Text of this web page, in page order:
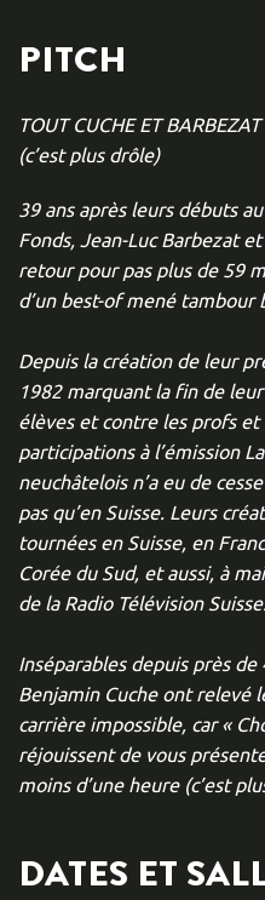
PITCH
TOUT CUCHE ET
(c’est plus drôle)
39 ans après leurs débuts
Fonds, Jean-Luc Barbezat
retour pour pas plus de 59
d’un best-of mené tambour
Depuis la création de leur
1982 marquant la fin de
élèves et contre les profs
participations à l’émission
neuchâtelois n’a eu de
pas qu’en Suisse. Leurs
tournées en Suisse, en
Corée du Sud, et aussi, à
de la Radio Télévision
Inséparables depuis près
Benjamin Cuche ont relevé
carrière impossible, car «
réjouissent de vous
moins d’une heure (c’est
DATES ET